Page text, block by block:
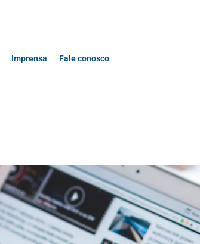
Imprensa Fale conosco